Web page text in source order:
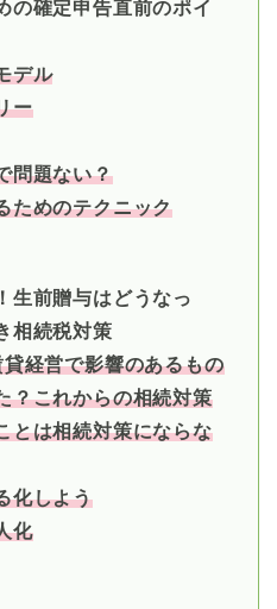
の確定申告直前のポイ
デル
ー
問題ない？
ためのテクニック
生前贈与はどうなっ
相続税対策
経営で影響のあるもの
？これからの相続対策
とは相続対策にならな
化しよう
化